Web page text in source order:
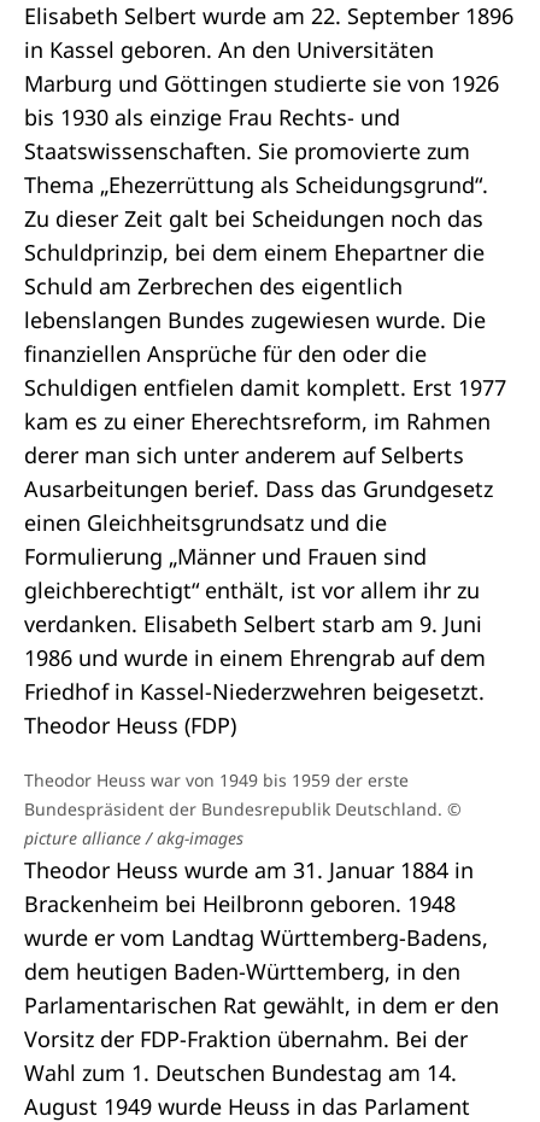
Elisabeth Selbert wurde am 22. September 1896
in Kassel geboren. An den Universitäten
Marburg und Göttingen studierte sie von 1926
bis 1930 als einzige Frau Rechts- und
Staatswissenschaften. Sie promovierte zum
Thema „Ehezerrüttung als Scheidungsgrund“.
Zu dieser Zeit galt bei Scheidungen noch das
Schuldprinzip, bei dem einem Ehepartner die
Schuld am Zerbrechen des eigentlich
lebenslangen Bundes zugewiesen wurde. Die
finanziellen Ansprüche für den oder die
Schuldigen entfielen damit komplett. Erst 1977
kam es zu einer Eherechtsreform, im Rahmen
derer man sich unter anderem auf Selberts
Ausarbeitungen berief. Dass das Grundgesetz
einen Gleichheitsgrundsatz und die
Formulierung „Männer und Frauen sind
gleichberechtigt“ enthält, ist vor allem ihr zu
verdanken. Elisabeth Selbert starb am 9. Juni
1986 und wurde in einem Ehrengrab auf dem
Friedhof in Kassel-Niederzwehren beigesetzt.
Theodor Heuss (FDP)
Theodor Heuss war von 1949 bis 1959 der erste
Bundespräsident der Bundesrepublik Deutschland. ©
picture alliance / akg-images
Theodor Heuss wurde am 31. Januar 1884 in
Brackenheim bei Heilbronn geboren. 1948
wurde er vom Landtag Württemberg-Badens,
dem heutigen Baden-Württemberg, in den
Parlamentarischen Rat gewählt, in dem er den
Vorsitz der FDP-Fraktion übernahm. Bei der
Wahl zum 1. Deutschen Bundestag am 14.
August 1949 wurde Heuss in das Parlament